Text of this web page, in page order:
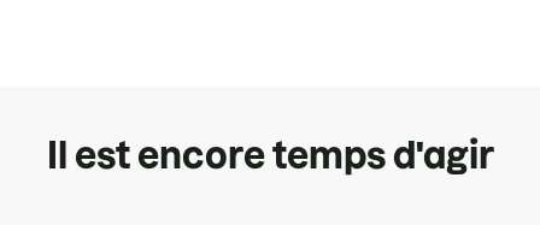
Il est encore temps d'agir